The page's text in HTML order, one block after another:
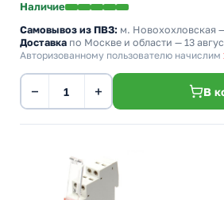
Наличие
Самовывоз из ПВЗ: м. Новохохловская
Доставка по Москве и области — 13
Авторизованному пользователю начислим
− + В